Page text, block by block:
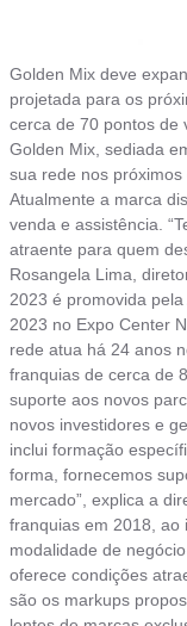
Golden Mix deve
projetada para os
cerca de 70 pontos de
Golden Mix, sediada
sua rede nos
Atualmente a marca
venda e assistência.
atraente para quem
Rosangela Lima,
2023 é promovida
2023 no Expo Center
rede atua há 24 anos
franquias de cerca de
suporte aos novos
novos investidores e
inclui formação
forma, fornecemos
mercado”, explica a
franquias em 2018, ao
modalidade de
oferece condições
são os markups